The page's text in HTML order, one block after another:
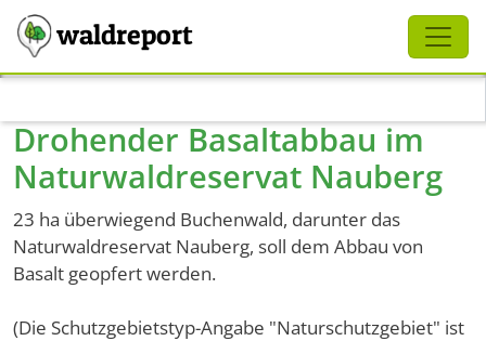
waldreport
Drohender Basaltabbau im
Naturwaldreservat Nauberg
23 ha überwiegend Buchenwald, darunter das
Naturwaldreservat Nauberg, soll dem Abbau von
Basalt geopfert werden.
(Die Schutzgebietstyp-Angabe "Naturschutzgebiet" ist
Schliessen